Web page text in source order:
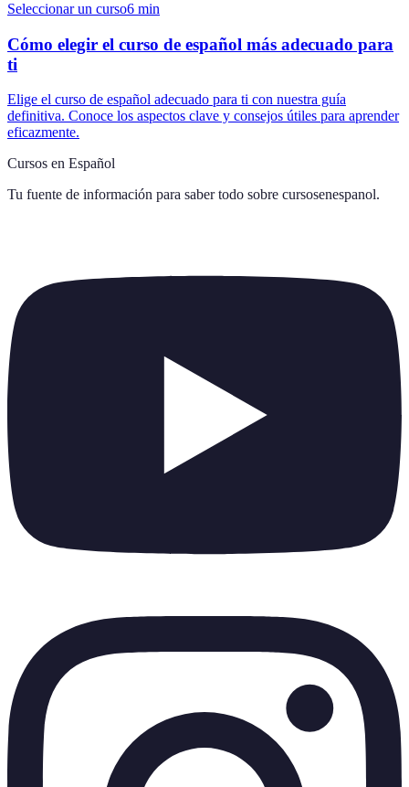
Seleccionar un curso6 min
Cómo elegir el curso de español más adecuado para
ti
Elige el curso de español adecuado para ti con nuestra guía
definitiva. Conoce los aspectos clave y consejos útiles para aprender
eficazmente.
Cursos en Español
Tu fuente de información para saber todo sobre cursosenespanol.